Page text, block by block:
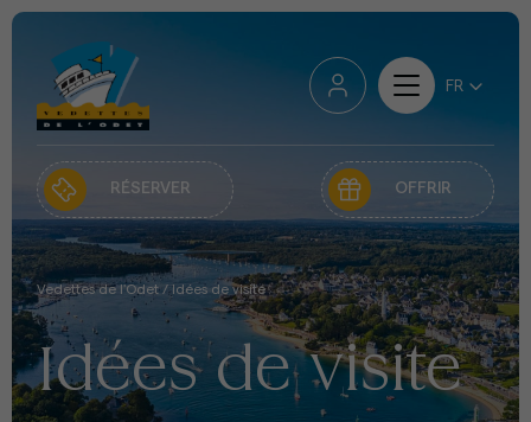
RÉSERVER OFFRIR
Vedettes de l'Odet/Idées de visite
Idées de visite